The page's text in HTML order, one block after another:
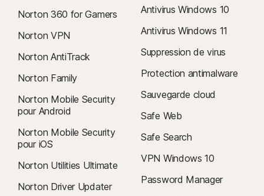
Norton 360 for Gamers
Norton VPN
Norton AntiTrack
Norton Family
Norton Mobile Security
pour Android
Norton Mobile Security
pour iOS
Norton Utilities Ultimate
Norton Driver Updater
Antivirus Windows 10
Antivirus Windows 11
Suppression de virus
Protection antimalware
Sauvegarde cloud
Safe Web
Safe Search
VPN Windows 10
Password Manager